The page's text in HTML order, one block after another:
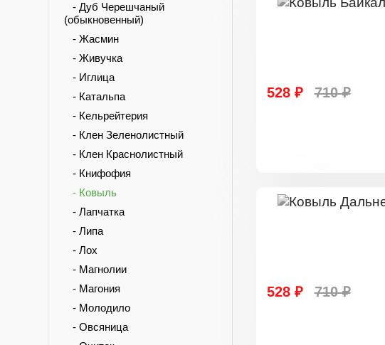
- Дуб Черешчаный
(обыкновенный)
- Жасмин
- Живучка
- Иглица
- Катальпа
- Кельрейтерия
- Клен Зеленолистный
- Клен Краснолистный
- Книфофия
- Ковыль
- Лапчатка
- Липа
- Лох
- Магнолии
- Магония
- Молодило
- Овсяница
528 ₽ 710 ₽
528 ₽ 710 ₽